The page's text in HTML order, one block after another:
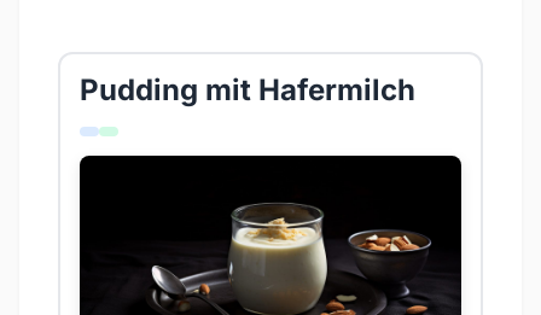
Pudding mit Hafermilch